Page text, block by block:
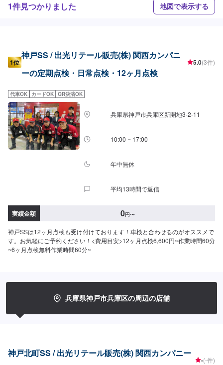
1件見つかりました 地図で表示する
1位
神戸SS / 出光リテール販売(株) 関西カンパニ
ーの定期点検・日常点検・12ヶ月点検
5.0(3件)
代車OK カードOK QR決済OK
兵庫県神戸市兵庫区新開地3-2-11
10:00 ~ 17:00
年中無休
平均13時間で返信
実績金額 0円〜
神戸SSは12ヶ月点検も受け付けております！車検と合わせるのがオススメで
す。お気軽にご予約ください！<費用目安>12ヶ月点検6,600円~作業時間60分
~6ヶ月点検無料作業時間60分~
兵庫県神戸市兵庫区の周辺の店舗
神戸北町SS / 出光リテール販売(株) 関西カンパニー
-(-件)